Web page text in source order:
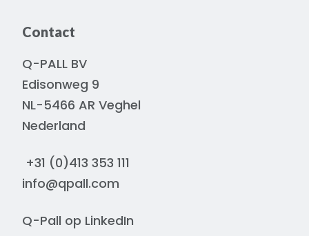
Contact
Q-PALL BV
Edisonweg 9
NL-5466 AR Veghel
Nederland
+31 (0)413 353 111
info@qpall.com
Q-Pall op LinkedIn